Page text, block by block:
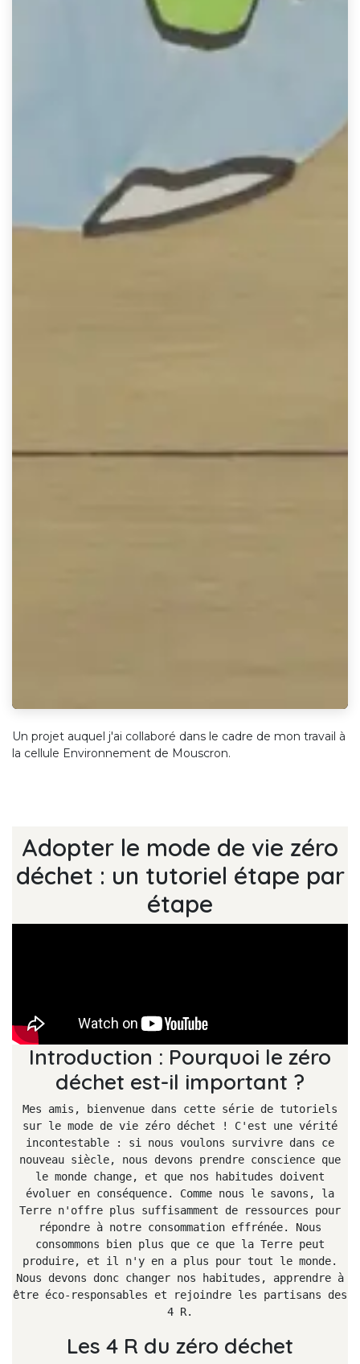
Un projet auquel j'ai collaboré dans le cadre de mon travail à
la cellule Environnement de Mouscron.
Adopter le mode de vie zéro
déchet : un tutoriel étape par
étape
Introduction : Pourquoi le zéro
déchet est-il important ?
Mes amis, bienvenue dans cette série de tutoriels
sur le mode de vie zéro déchet ! C'est une vérité
incontestable : si nous voulons survivre dans ce
nouveau siècle, nous devons prendre conscience que
le monde change, et que nos habitudes doivent
évoluer en conséquence. Comme nous le savons, la
Terre n'offre plus suffisamment de ressources pour
répondre à notre consommation effrénée. Nous
consommons bien plus que ce que la Terre peut
produire, et il n'y en a plus pour tout le monde.
Nous devons donc changer nos habitudes, apprendre à
être éco-responsables et rejoindre les partisans des
4 R.
Les 4 R du zéro déchet